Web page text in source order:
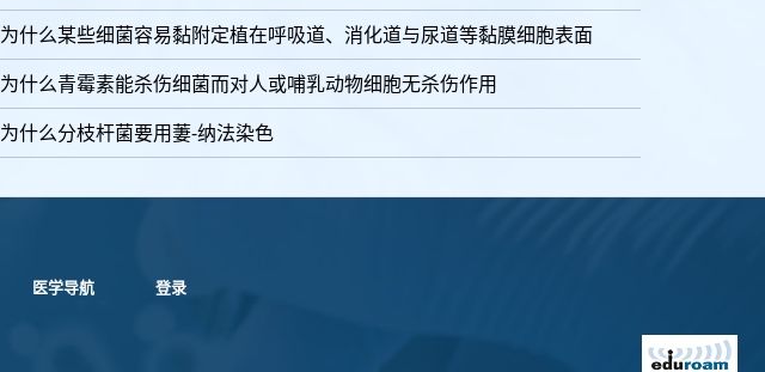
为什么某些细菌容易黏附定植在呼吸道、消化道与尿道等黏膜细胞表面
为什么青霉素能杀伤细菌而对人或哺乳动物细胞无杀伤作用
为什么分枝杆菌要用萋-纳法染色
医学导航 登录